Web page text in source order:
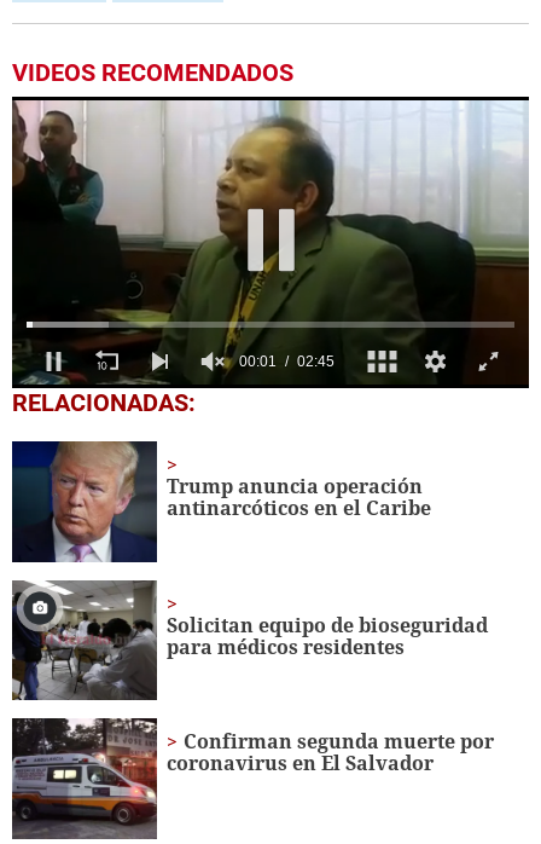
VIDEOS RECOMENDADOS
0
seconds
minutes,
seconds
RELACIONADAS:
Trump anuncia operación
antinarcóticos en el Caribe
Solicitan equipo de bioseguridad
para médicos residentes
Confirman segunda muerte por
coronavirus en El Salvador